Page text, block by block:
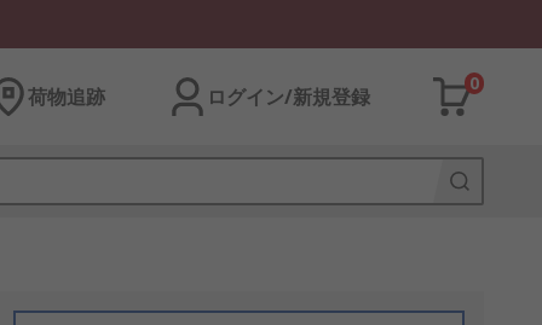
荷物追跡 ログイン/新規登録
0